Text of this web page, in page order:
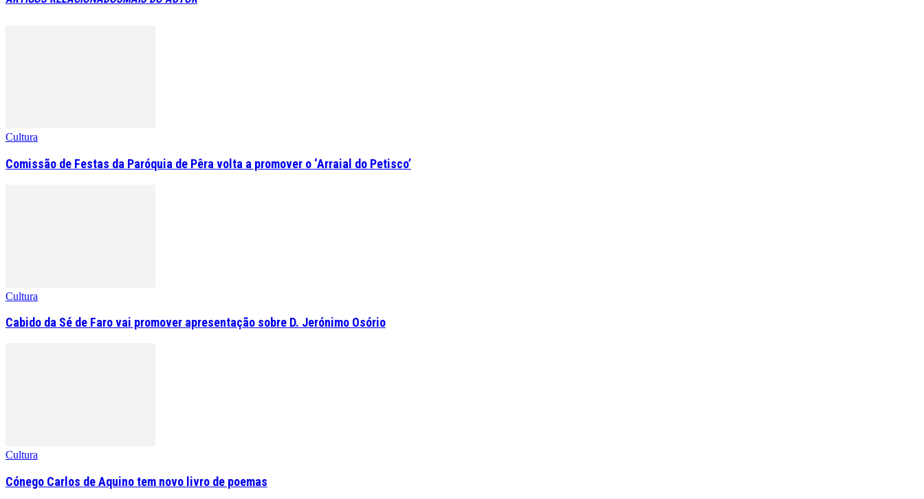
Cultura
Comissão de Festas da Paróquia de Pêra volta a promover o ‘Arraial do Petisco’
Cultura
Cabido da Sé de Faro vai promover apresentação sobre D. Jerónimo Osório
Cultura
Cónego Carlos de Aquino tem novo livro de poemas